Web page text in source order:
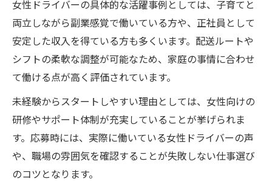
女性ドライバーの具体的な活躍事例としては、子育てと
両立しながら副業感覚で働いている方や、正社員として
安定した収入を得ている方も多くいます。配送ルートや
シフトの柔軟な調整が可能なため、家庭の事情に合わせ
て働ける点が高く評価されています。
未経験からスタートしやすい理由としては、女性向けの
研修やサポート体制が充実していることが挙げられま
す。応募時には、実際に働いている女性ドライバーの声
や、職場の雰囲気を確認することが失敗しない仕事選び
のコツとなります。